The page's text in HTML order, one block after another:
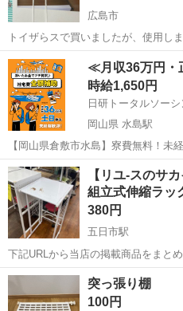
広島市
トイザらスで買いましたが、使用し
す。 69から94.５センチまでに使え
レームはお受けできません。 必要な
広島 広島市 収納家具 オ
≪月収36万円・
時給1,650円
日研トータルソー
岡山県 水島駅
【岡山県倉敷市水島】寮費無料！未
《お仕事No.NS0089》 お仕事について 車の組立作業です。専用レール
に乗って流れてくる車の骨組みに、
り・ドア・シートなどの各...
岡山 倉敷市 水島駅 その他
【リユ-スのサ
組立式伸縮ラッ
380円
五日市駅
下記URLから当店の掲載商品をまと
広島 広島市 五日市駅
突っ張り棚
100円